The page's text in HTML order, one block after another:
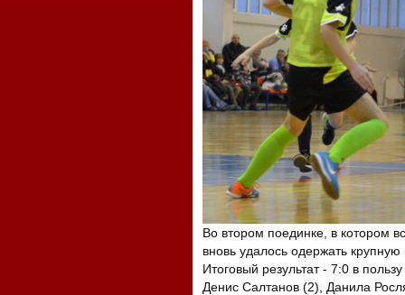
Во втором поединке, в котором
вновь удалось одержать
Итоговый результат - 7:0 в
Денис Салтанов (2), Данила